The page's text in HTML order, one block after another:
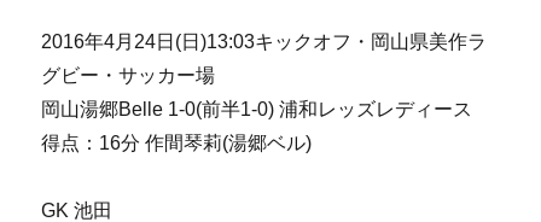
2016年4月24日(日)13:03キックオフ・岡山県美作ラ
グビー・サッカー場
岡山湯郷Belle 1‐0(前半1‐0) 浦和レッズレディース
得点：16分 作間琴莉(湯郷ベル)
GK 池田